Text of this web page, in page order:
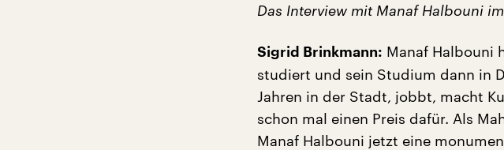
Das Interview mit Manaf Halbouni
Sigrid Brinkmann: Manaf Halbouni
studiert und sein Studium dann in
Jahren in der Stadt, jobbt, macht
schon mal einen Preis dafür. Als
Manaf Halbouni jetzt eine